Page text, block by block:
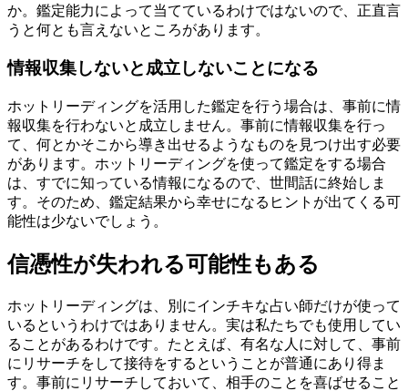
か。鑑定能力によって当てているわけではないので、正直言
うと何とも言えないところがあります。
情報収集しないと成立しないことになる
ホットリーディングを活用した鑑定を行う場合は、事前に情
報収集を行わないと成立しません。事前に情報収集を行っ
て、何とかそこから導き出せるようなものを見つけ出す必要
があります。ホットリーディングを使って鑑定をする場合
は、すでに知っている情報になるので、世間話に終始しま
す。そのため、鑑定結果から幸せになるヒントが出てくる可
能性は少ないでしょう。
信憑性が失われる可能性もある
ホットリーディングは、別にインチキな占い師だけが使って
いるというわけではありません。実は私たちでも使用してい
ることがあるわけです。たとえば、有名な人に対して、事前
にリサーチをして接待をするということが普通にあり得ま
す。事前にリサーチしておいて、相手のことを喜ばせること